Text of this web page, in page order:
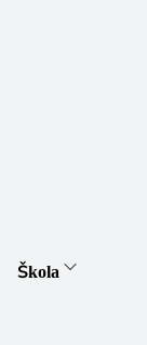
Škola